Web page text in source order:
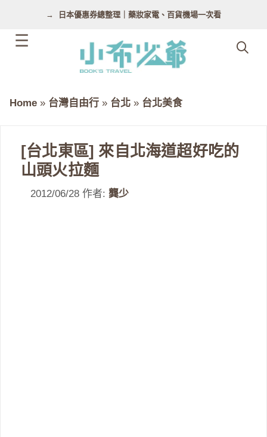
日本優惠券總整理｜藥妝家電、百貨機場一次看
Home » 台灣自由行 » 台北 » 台北美食
[台北東區] 來自北海道超好吃的
山頭火拉麵
2012/06/28 作者: 龔少